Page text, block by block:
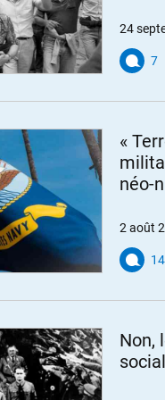
24
7
«
néo-
2 août
14
Non,